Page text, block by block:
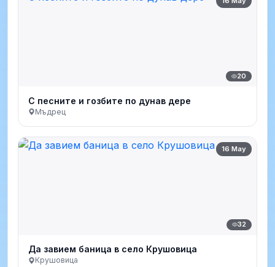
20
С песните и гозбите по дунав дере
Мъдрец
16 May
32
Да завием баница в село Крушовица
Крушовица